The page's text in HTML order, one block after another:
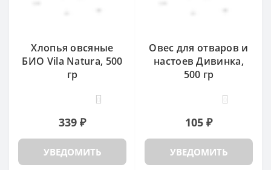
Хлопья овсяные
БИО Vila Natura, 500
гр
339 ₽
УВЕДОМИТЬ
Овес для отваров и
настоев Дивинка,
500 гр
105 ₽
УВЕДОМИТЬ